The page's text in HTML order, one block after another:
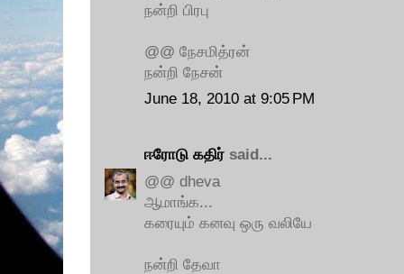
நன்றி பிரபு
@@ நேசமித்ரன்
நன்றி நேசன்
June 18, 2010 at 9:05 PM
ஈரோடு கதிர் said...
@@ dheva
ஆமாங்க...
கரையும் கனவு ஒரு வலியே
நன்றி தேவா